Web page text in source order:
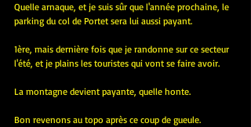
Quelle arnaque, et je suis sûr que l'année prochaine, le
parking du col de Portet sera lui aussi payant.
1ère, mais dernière fois que je randonne sur ce secteur
l'été, et je plains les touristes qui vont se faire avoir.
La montagne devient payante, quelle honte.
Bon revenons au topo après ce coup de gueule.